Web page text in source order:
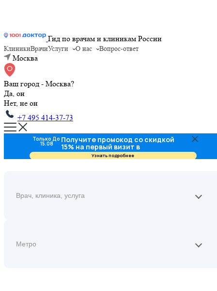
Гид по врачам и клиникам России
КлиникиВрачиУслуги О нас Вопрос-ответ
Москва
Ваш город - Москва?
Да, он
Нет, не он
+7 495 414-37-73
Только До
15.08 Получите промокод со скидкой
15% на первый визит в
стоматологию
Узнать подробнее